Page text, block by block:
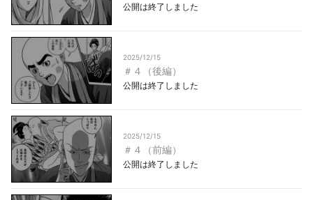
公開は終了しました
2025/12/15
＃４（後編）
公開は終了しました
2025/12/15
＃４（前編）
公開は終了しました